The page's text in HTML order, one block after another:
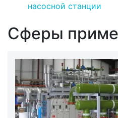
насосной станции
Сферы